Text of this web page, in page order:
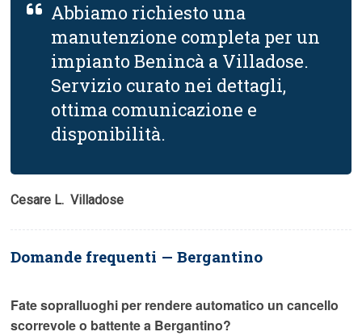
Abbiamo richiesto una
manutenzione completa per un
impianto Benincà a Villadose.
Servizio curato nei dettagli,
ottima comunicazione e
disponibilità.
Cesare L.  Villadose
Domande frequenti — Bergantino
Fate sopralluoghi per rendere automatico un cancello
scorrevole o battente a Bergantino?